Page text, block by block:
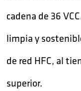
cadena de 36
limpia y
de red HFC, al
superior.